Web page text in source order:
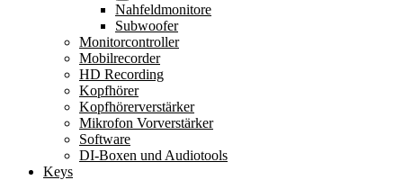
Nahfeldmonitore
Subwoofer
Monitorcontroller
Mobilrecorder
HD Recording
Kopfhörer
Kopfhörerverstärker
Mikrofon Vorverstärker
Software
DI-Boxen und Audiotools
Keys